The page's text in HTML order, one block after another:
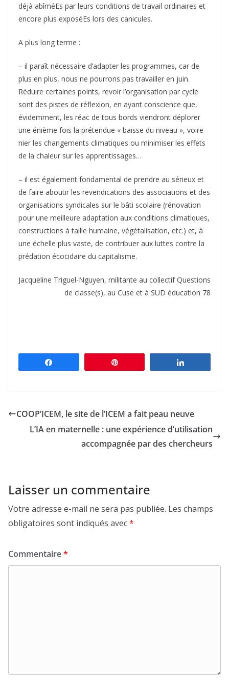
déjà abîméEs par leurs conditions de travail ordinaires et
encore plus exposéEs lors des canicules.
A plus long terme :
– il paraît nécessaire d’adapter les programmes, car de
plus en plus, nous ne pourrons pas travailler en juin.
Réduire certaines points, revoir l’organisation par cycle
sont des pistes de réflexion, en ayant conscience que,
évidemment, les réac de tous bords viendront déplorer
une énième fois la prétendue « baisse du niveau », voire
nier les changements climatiques ou minimiser les effets
de la chaleur sur les apprentissages…
– il est également fondamental de prendre au sérieux et
de faire aboutir les revendications des associations et des
organisations syndicales sur le bâti scolaire (rénovation
pour une meilleure adaptation aux conditions climatiques,
constructions à taille humaine, végétalisation, etc.) et, à
une échelle plus vaste, de contribuer aux luttes contre la
prédation écocidaire du capitalisme.
Jacqueline Triguel-Nguyen, militante au collectif Questions
de classe(s), au Cuse et à SUD éducation 78
COOP’ICEM, le site de l’ICEM a fait peau neuve
L’IA en maternelle : une expérience d’utilisation
accompagnée par des chercheurs
Laisser un commentaire
Votre adresse e-mail ne sera pas publiée. Les champs
obligatoires sont indiqués avec*
Commentaire*